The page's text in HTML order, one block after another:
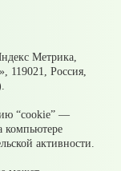
по связям
Метрика,
119021, Россия,
“cookie” —
компьютере
активности.